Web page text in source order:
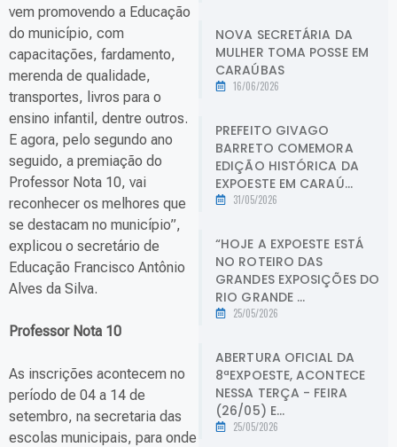
vem promovendo a Educação
do município, com
capacitações, fardamento,
merenda de qualidade,
transportes, livros para o
ensino infantil, dentre outros.
E agora, pelo segundo ano
seguido, a premiação do
Professor Nota 10, vai
reconhecer os melhores que
se destacam no município”,
explicou o secretário de
Educação Francisco Antônio
Alves da Silva.
Professor Nota 10
As inscrições acontecem no
período de 04 a 14 de
setembro, na secretaria das
escolas municipais, para onde
NOVA SECRETÁRIA DA
MULHER TOMA POSSE EM
CARAÚBAS
16/06/2026
PREFEITO GIVAGO
BARRETO COMEMORA
EDIÇÃO HISTÓRICA DA
EXPOESTE EM CARAÚ...
31/05/2026
“HOJE A EXPOESTE ESTÁ
NO ROTEIRO DAS
GRANDES EXPOSIÇÕES DO
RIO GRANDE ...
25/05/2026
ABERTURA OFICIAL DA
8ªEXPOESTE, ACONTECE
NESSA TERÇA - FEIRA
(26/05) E...
25/05/2026